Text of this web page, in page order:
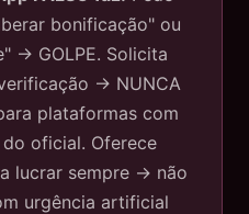
bonificação" ou
→ GOLPE. Solicita
→ NUNCA
plataformas com
oficial. Oferece
lucrar sempre → não
urgência artificial